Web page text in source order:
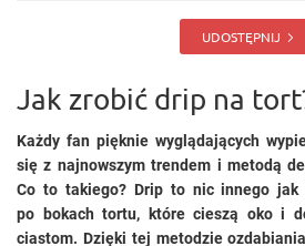
spływające po bokach tortu, które cieszą oko
UDOSTĘPNIJ
Jak zrobić drip na
Każdy fan pięknie wyglądających
się z najnowszym trendem i metodą
Co to takiego? Drip to nic innego jak
po bokach tortu, które cieszą oko i
ciastom. Dzięki tej metodzie